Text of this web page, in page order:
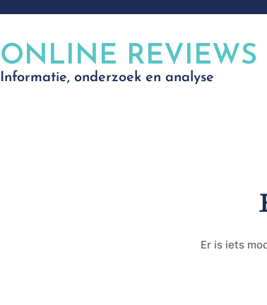
ONLINE REVIEWS
Informatie, onderzoek en analyse
Er is iets